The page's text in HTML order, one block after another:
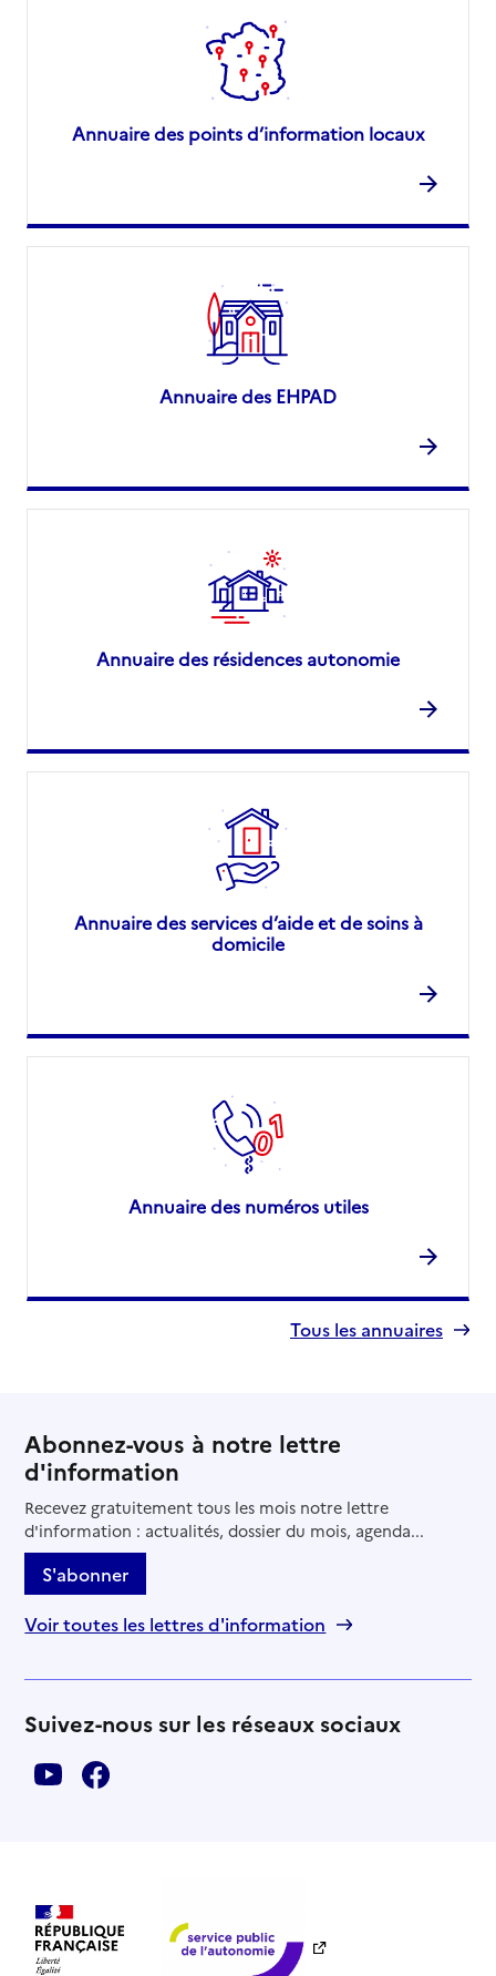
Annuaire des points d’information locaux
Annuaire des EHPAD
Annuaire des résidences autonomie
Annuaire des services d’aide et de soins à
domicile
Annuaire des numéros utiles
Tous les annuaires
Abonnez-vous à notre lettre
d'information
Recevez gratuitement tous les mois notre lettre
d'information : actualités, dossier du mois, agenda...
S'abonner
Voir toutes les lettres d'information
Suivez-nous sur les réseaux sociaux